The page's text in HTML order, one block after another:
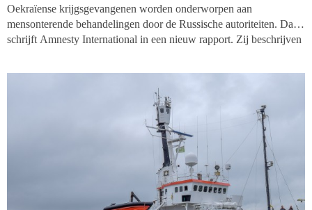
Oekraïense krijgsgevangenen worden onderworpen aan
mensonterende behandelingen door de Russische autoriteiten. Dat
schrijft Amnesty International in een nieuw rapport. Zij beschrijven
verdwijnen. ‘Deze zaken komen neer op oorlogsmisdrijven en